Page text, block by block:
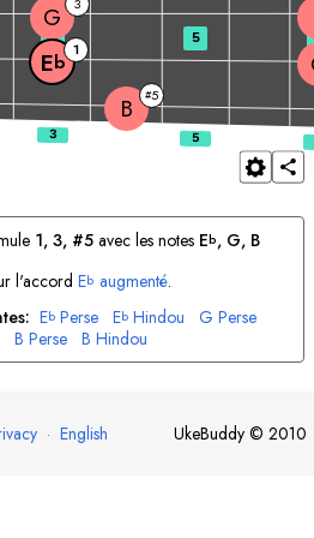
B #5
Eb 1
G
3 5
1, 3, #5 avec les notes Eb, G, B
l'accordEb augmenté.
Eb Perse Eb Hindou G Perse
B Perse B Hindou
· English UkeBuddy © 2010